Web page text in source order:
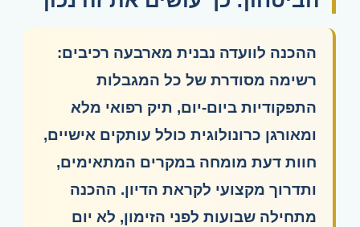
ההכנה לוועדה נבנית מארבעה רכיבים:
רשימה מסודרת של כל המגבלות
התפקודיות ביום-יום, תיק רפואי מלא
ומאורגן כרונולוגית כולל עותקים אישיים,
חוות דעת מומחה במקרים המתאימים,
ותדרוך מקצועי לקראת הדיון. ההכנה
מתחילה שבועות לפני הזימון, לא יום